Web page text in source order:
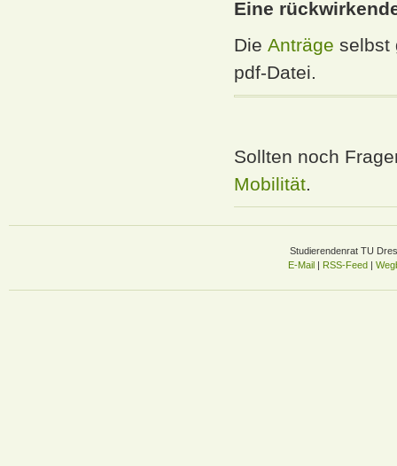
Eine
Die Anträge selbst
pdf-Datei.
Sollten noch
Mobilität.
Studierendenrat TU
E-Mail| RSS-Feed|